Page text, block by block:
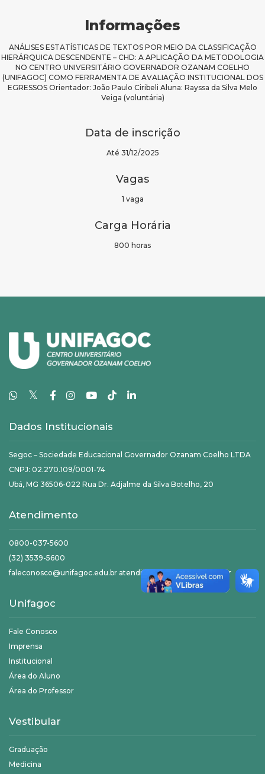
Informações
ANÁLISES ESTATÍSTICAS DE TEXTOS POR MEIO DA CLASSIFICAÇÃO
HIERÁRQUICA DESCENDENTE – CHD: A APLICAÇÃO DA METODOLOGIA
NO CENTRO UNIVERSITÁRIO GOVERNADOR OZANAM COELHO
(UNIFAGOC) COMO FERRAMENTA DE AVALIAÇÃO INSTITUCIONAL DOS
EGRESSOS Orientador: João Paulo Ciribeli Aluna: Rayssa da Silva Melo
Veiga (voluntária)
Data de inscrição
Até 31/12/2025
Vagas
1 vaga
Carga Horária
800 horas
𝕏
Dados Institucionais
Segoc – Sociedade Educacional Governador Ozanam Coelho LTDA
CNPJ: 02.270.109/0001-74
Ubá, MG 36506-022 Rua Dr. Adjalme da Silva Botelho, 20
Atendimento
0800-037-5600
(32) 3539-5600
faleconosco@unifagoc.edu.br atendimento@unifagoc.edu.br
Unifagoc
Fale Conosco
Imprensa
Institucional
Área do Aluno
Área do Professor
Vestibular
Graduação
Medicina